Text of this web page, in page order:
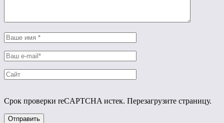
Срок проверки reCAPTCHA истек. Перезагрузите страницу.